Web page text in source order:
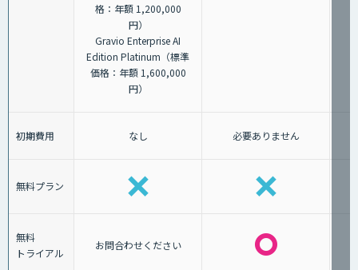
格：年額 1,200,000
円）
Gravio Enterprise AI
Edition Platinum（標準
価格：年額 1,600,000
円）
初期費用 なし 必要ありません
無料プラン
無料
トライアル
お問合わせください